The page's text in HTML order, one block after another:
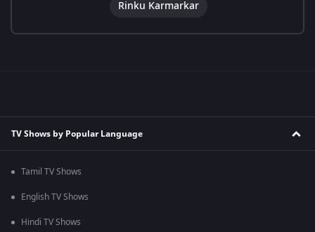
Rinku Karmarkar
TV Shows by Popular Language
Tamil TV Shows
English TV Shows
Hindi TV Shows